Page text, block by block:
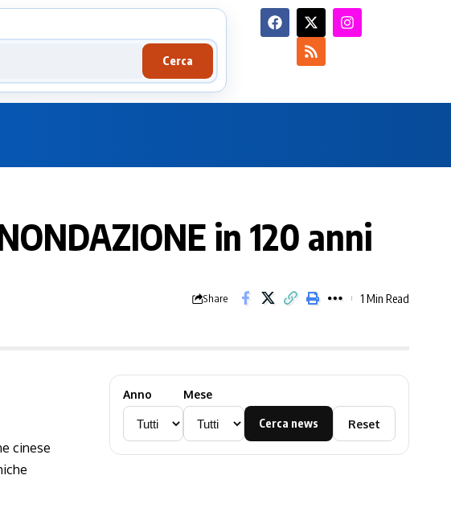
Cerca
in 120 anni
Share 1 Min Read
cinese
Anno Mese
Cerca news Reset